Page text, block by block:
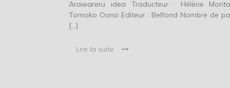
Arawareru idea Traducteur : Hélène
Tomoko Oono Editeur : Belfond Nombre de
[…]
Lire la suite